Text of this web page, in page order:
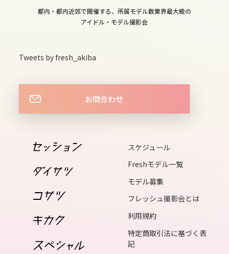
13
sun
mon
16
17
wed
18
19
fri
20
sat
都内・都内近郊で開催する、所属モデル数業界最大級の
アイドル・モデル撮影会
Tweets by fresh_akiba
お問合わせ
スケジュール
Freshモデル一覧
モデル募集
フレッシュ撮影会とは
利用規約
特定商取引法に基づく表
記